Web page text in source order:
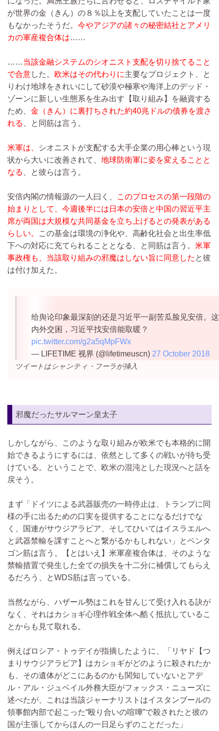
が世界の金（きん）の８％以上を支配していたことは一度
もなかったそうだ。 今やアジアの諸々の秘密結社とアメリ
カの軍産複合体は……
……当該金融システムのシオニスト支配を切り捨てること
で合意した。 欧米はその代わりに主要なプロジェクト、と
りわけ地球をきれいにして砂漠や極寒や海洋上のデッド・
ゾーンに新しい生態系を生み出す【取り組み】を融資する
ため、 金（きん）に裏打ちされた約40兆ドルの債券を渡さ
れる
、と同筋は言う。
米軍は、
シオニストが支配する大手企業の用心棒という現
状から大いに改善されて、 地球防衛軍に姿を変えることと
なる
、と彼らは言う。
安倍内閣の情報源の一人曰く、
このプロセスの第一段階の
始まりとして、今週後半には日本の安倍と中国の習近平主
席が両国は大規模な共同基金を立ち上げるとの発表がある
らしい。
この基金は環境の浄化や、高齢化社会と出生率低
下への対応に充てられることとなる、と同筋は言う。 米軍
事政権も、当該取り組みの邪魔はしない旨に同意した と彼
は付け加えた。
给舆论印象最深刻的还是习近平一副苦瓜脸见安倍。
内外交困，习近平找安倍能取暖？
pic.twitter.com/g2a5qMpFWx
— LIFETIME 视界 (@lifetimeuscn) 27 October 2018
ツイートはシャンティ・フーラが挿入
邪魔だったサルマーン皇太子
しかしながら、このような取り組みが欧米でも本格的に開
始できるようにするには、依然として多くの戦いが待ち受
けている。ということで、欧米の混沌とした現況へと話を
戻そう。
まず「ドイツによる武器販売の一時停止は、トランプに同
様の手に出るための口実を提供することになるだけでな
く、国連がサウジアラビア、そしてひいてはイスラエルへ
と武器禁輸を課すことへと繋がるかもしれない」とペンタ
ゴン筋は言う。【とはいえ】米軍産複合体は、そのような
禁輸措置で発生した全ての損失を十二分に補償してもらえ
るだろう、とWDS筋は言っている。
当然ながら、ハザール勢はこれを甘んじて受け入れる訣が
なく、それはカショギ心理作戦全体へ酷く抵抗しているこ
とからも見て取れる。
例えばロシア・トゥデイが指摘したように、「リヤド【つ
まりサウジアラビア】はカショギがどのように殺されたか
も、その遺体がどこにあるのかも関知していないとアデ
ル・アル・ジュベイル外務大臣がフォックス・ニューズに
述べたが、これは当該ジャーナリストはイスタンブールの
領事館内部で起こった“殴り合いの喧嘩”で殺されたと彼の
国が主張してからほんの一日足らずのことだった」